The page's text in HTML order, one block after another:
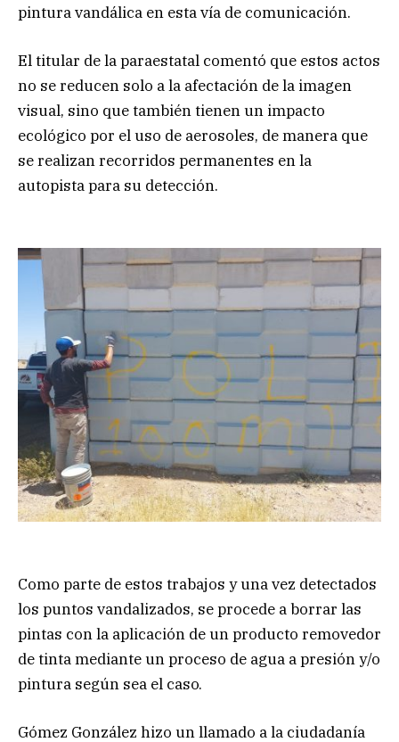
pintura vandálica en esta vía de comunicación.
El titular de la paraestatal comentó que estos actos
no se reducen solo a la afectación de la imagen
visual, sino que también tienen un impacto
ecológico por el uso de aerosoles, de manera que
se realizan recorridos permanentes en la
autopista para su detección.
Como parte de estos trabajos y una vez detectados
los puntos vandalizados, se procede a borrar las
pintas con la aplicación de un producto removedor
de tinta mediante un proceso de agua a presión y/o
pintura según sea el caso.
Gómez González hizo un llamado a la ciudadanía